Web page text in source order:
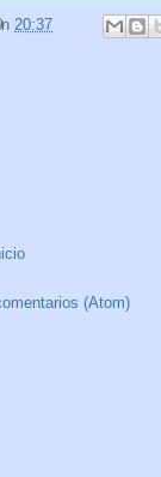
20:37
(Atom)